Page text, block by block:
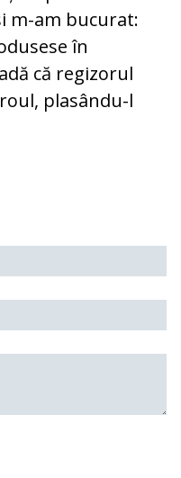
m-am bucurat:
în
că regizorul
plasându-l